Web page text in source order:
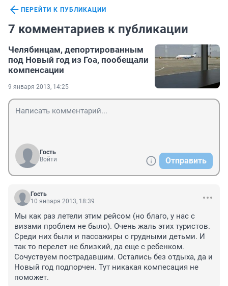
ПЕРЕЙТИ К ПУБЛИКАЦИИ
7 комментариев к публикации
Челябинцам, депортированным
под Новый год из Гоа, пообещали
компенсации
9 января 2013, 14:25
Гость
Войти
Отправить
Гость
10 января 2013, 18:39
Мы как раз летели этим рейсом (но благо, у нас с
визами проблем не было). Очень жаль этих туристов.
Среди них были и пассажиры с грудными детьми. И
так то перелет не близкий, да еще с ребенком.
Сочуствуем пострадавшим. Остались без отдыха, да и
Новый год подпорчен. Тут никакая компесация не
поможет.